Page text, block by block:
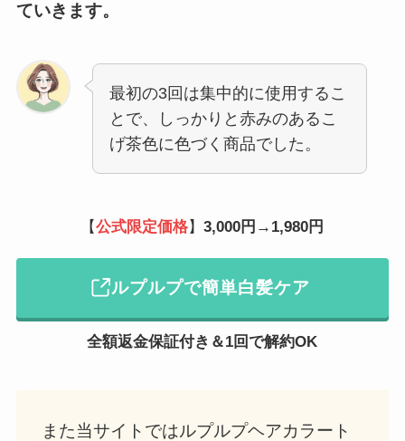
ていきます。
最初の3回は集中的に使用するこ
とで、しっかりと赤みのあるこ
げ茶色に色づく商品でした。
【公式限定価格】3,000円→1,980円
ルプルプで簡単白髪ケア
全額返金保証付き＆1回で解約OK
また当サイトではルプルプヘアカラート